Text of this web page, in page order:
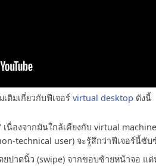
ติมเกี่ยวกับฟีเจอร์ virtual desktop ดังนี้
เนื่องจากมันใกล้เคียงกับ virtual
technical user) จะรู้สึกว่าฟีเจอร์นี้ซั
ปาดนิ้ว (swipe) จากขอบซ้ายหน้าจอ แต่